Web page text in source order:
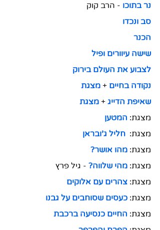
נר בתוכו - הרב קוק
סב ונכדו
הכנר
שישה עיוורים ופיל
לצבוע את העולם בירוק
נקודה בחיים + מצגת
שאיפת הדייג + מצגת
מצגת: המטען
מצגת: חליל ג'ובראן
מצגת: מהו אושר?
מצגת: מהי שלווה? - גיל פרץ
מצגת: צהרים עם אלוקים
מצגת: כעסים שסוחבים על גבנו
מצגת: החיים כנסיעה ברכבת